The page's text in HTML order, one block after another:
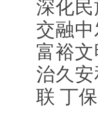
深化
交融
富裕
治久
联 丁保